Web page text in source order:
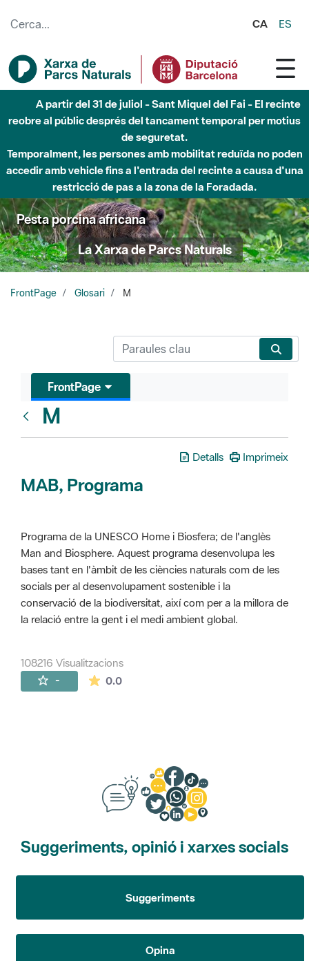
CA ES
A partir del 31 de juliol - Sant Miquel del Fai - El recinte
reobre al públic després del tancament temporal per motius
de seguretat.
Temporalment, les persones amb mobilitat reduïda no poden
accedir amb vehicle fins a l'entrada del recinte a causa d'una
restricció de pas a la zona de la Foradada.
Pesta porcina africana
La Xarxa de Parcs Naturals
FrontPage Glosari M
FrontPage
M
Detalls Imprimeix
MAB, Programa
Programa de la UNESCO Home i Biosfera; de l'anglès
Man and Biosphere. Aquest programa desenvolupa les
bases tant en l'àmbit de les ciències naturals com de les
socials per al desenvolupament sostenible i la
conservació de la biodiversitat, així com per a la millora de
la relació entre la gent i el medi ambient global.
108216 Visualitzacions
- 0.0La mitjana de les valoracions és de 0
Suggeriments, opinió i xarxes socials
Suggeriments
Opina